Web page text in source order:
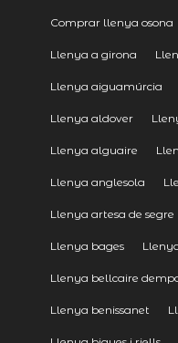
Comprar llenya osona
Llenya a girona
Llenya aiguamúrcia
Llenya aldover
Llenya alguaire
Llenya anglesola
Llenya artesa de segre
Llenya bages
Llenya bellcaire
Llenya benissanet